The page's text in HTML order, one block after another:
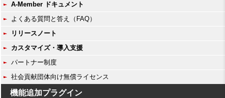
A-Member ドキュメント
よくある質問と答え（FAQ）
リリースノート
カスタマイズ・導入支援
パートナー制度
社会貢献団体向け無償ライセンス
機能追加プラグイン